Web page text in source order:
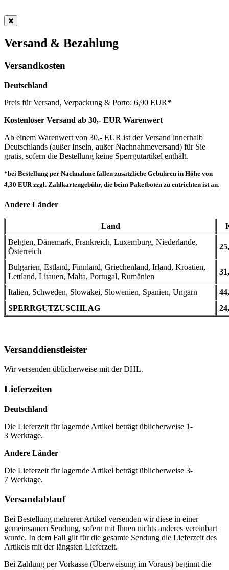
Versand & Bezahlung
Versandkosten
Deutschland
Preis für Versand, Verpackung & Porto: 6,90 EUR*
Kostenloser Versand ab 30,- EUR Warenwert
Ab einem Warenwert von 30,- EUR ist der Versand innerhalb
Deutschlands (außer Inseln, außer Nachnahmeversand) für Sie
gratis, sofern die Bestellung keine Sperrgutartikel enthält.
*bei Bestellung per Nachnahme fallen zusätzliche Gebühren in Höhe von
4,30 EUR zzgl. Zahlkartengebühr, die beim Paketboten zu entrichten ist an.
Andere Länder
Land
Belgien, Dänemark, Frankreich, Luxemburg, Niederlande,
Österreich
Bulgarien, Estland, Finnland, Griechenland, Irland, Kroatien,
Lettland, Litauen, Malta, Portugal, Rumänien
Italien, Schweden, Slowakei, Slowenien, Spanien, Ungarn
SPERRGUTZUSCHLAG
Versanddienstleister
Wir versenden üblicherweise mit der DHL.
Lieferzeiten
Deutschland
Die Lieferzeit für lagernde Artikel beträgt üblicherweise 1-
3 Werktage.
Andere Länder
Die Lieferzeit für lagernde Artikel beträgt üblicherweise 3-
7 Werktage.
Versandablauf
Bei Bestellung mehrerer Artikel versenden wir diese in einer
gemeinsamen Sendung, sofern mit Ihnen nichts anderes vereinbart
wurde. In dem Fall gilt für die gesamte Sendung die Lieferzeit des
Artikels mit der längsten Lieferzeit.
Bei Zahlung per Vorkasse (Überweisung im Voraus) beginnt die